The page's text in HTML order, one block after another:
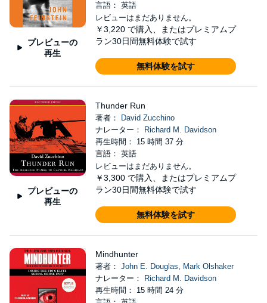
プレビューの
再生
言語： 英語
レビューはまだありません。
￥3,220 で購入、またはプレミアムプ
ラン30日間無料体験で試す
無料体験を試す
プレビューの
再生
Thunder Run
著者：
David Zucchino
ナレーター：
Richard M. Davidson
再生時間： 15 時間 37 分
言語： 英語
レビューはまだありません。
￥3,300 で購入、またはプレミアムプ
ラン30日間無料体験で試す
無料体験を試す
Mindhunter
著者： John E. Douglas, Mark Olshaker
ナレーター：
Richard M. Davidson
再生時間： 15 時間 24 分